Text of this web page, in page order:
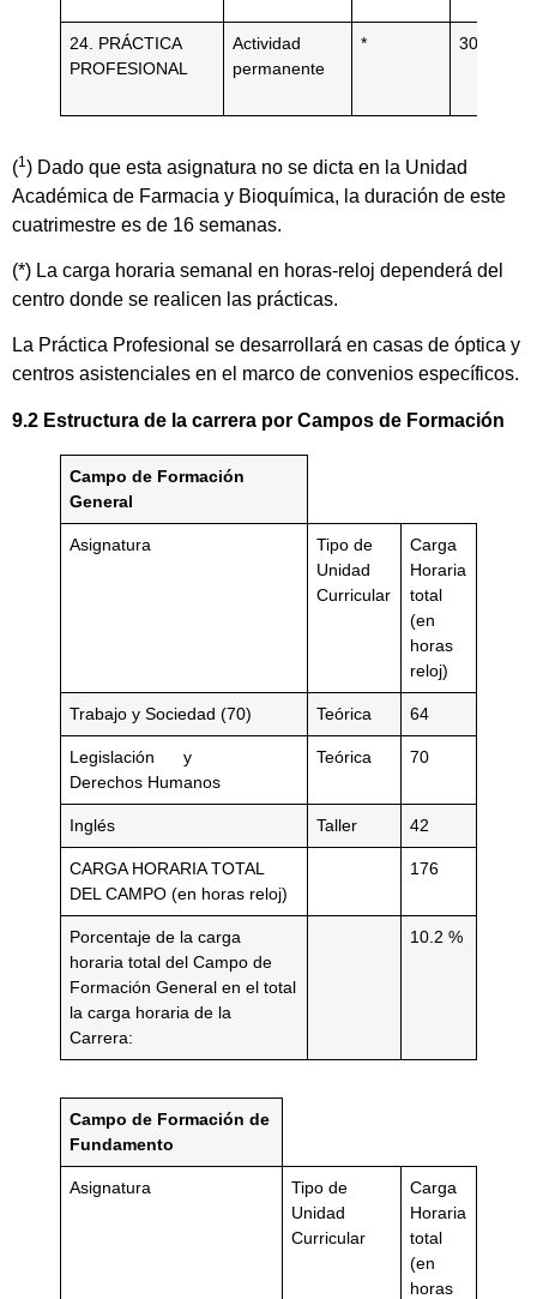
24. PRÁCTICA
PROFESIONAL
Actividad
permanente
* 300
(1 ) Dado que esta asignatura no se dicta en la Unidad
Académica de Farmacia y Bioquímica, la duración de este
cuatrimestre es de 16 semanas.
(*) La carga horaria semanal en horas-reloj dependerá del
centro donde se realicen las prácticas.
La Práctica Profesional se desarrollará en casas de óptica y
centros asistenciales en el marco de convenios específicos.
9.2 Estructura de la carrera por Campos de Formación
Campo de Formación
General
Asignatura
Tipo de
Unidad
Curricular
Carga
Horaria
total
(en
horas
reloj)
Trabajo y Sociedad (70) Teórica 64
Legislación y
Derechos Humanos
Teórica 70
Inglés Taller 42
CARGA HORARIA TOTAL
DEL CAMPO (en horas reloj)
176
Porcentaje de la carga
horaria total del Campo de
Formación General en el total
la carga horaria de la
Carrera:
10.2 %
Campo de Formación de
Fundamento
Asignatura
Tipo de
Unidad
Curricular
Carga
Horaria
total
(en
horas